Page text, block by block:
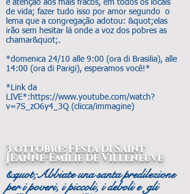
e atenção aos mais fracos, em todos os locais
de vida; fazer tudo isso por amor segundo o
lema que a congregação adotou: &quot;elas
irão sem hesitar lá onde a voz dos pobres as
chamar&quot;.
*domenica 24/10 alle 9:00 (ora di Brasilia), alle
14:00 (ora di Parigi), esperamos você!*
*Link da
LIVE*: https://www.youtube.com/watch?
v=7S_zO6y4_3Q (clicca/immagine)
3 ottobre: Festa di Saint
Jeanne-Emilie de Villeneuve
&quot;Abbiate una santa predilezione
per i poveri, i piccoli, i deboli e gli